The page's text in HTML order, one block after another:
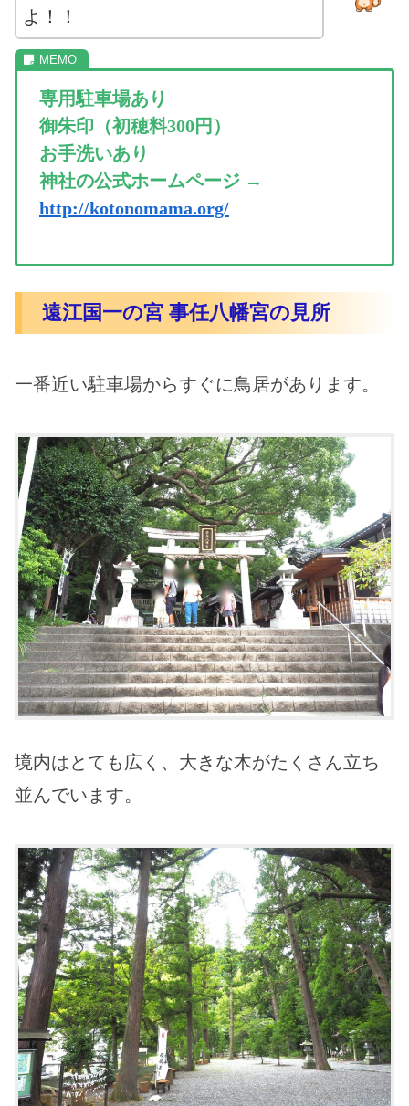
よ！！
専用駐車場あり
御朱印（初穂料300円）
お手洗いあり
神社の公式ホームページ →
http://kotonomama.org/
遠江国一の宮 事任八幡宮の見所
一番近い駐車場からすぐに鳥居があります。
境内はとても広く、大きな木がたくさん立ち
並んでいます。